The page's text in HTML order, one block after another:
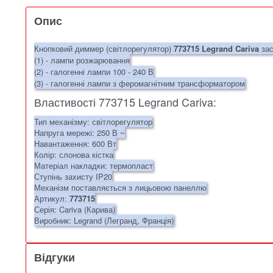
Опис
Кнопковий диммер (світлорегулятор) 773715 Legrand Cariva
(1) - лампи розжарювання
(2) - галогенні лампи 100 - 240 В
(3) - галогенні лампи з феромагнітним трансформатором
Властивості 773715 Legrand Cariva:
Тип механізму: світлорегулятор
Напруга мережі: 250 В ~
Навантаження: 600 Вт
Колір: слонова кістка
Матеріал накладки: термопласт
Ступінь захисту IP20
Механізм поставляється з лицьовою панеллю
Артикул: 773715
Серія: Cariva (Карива)
Виробник: Legrand (Легранд, Франція)
Відгуки